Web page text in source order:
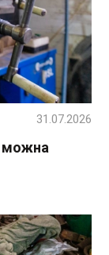
можна
31.07.2026